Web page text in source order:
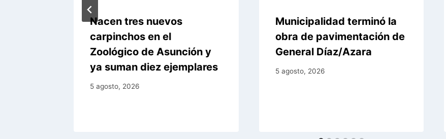
Nacen tres nuevos
carpinchos en el
Zoológico de Asunción y
ya suman diez ejemplares
5 agosto, 2026
Municipalidad terminó la
obra de pavimentación de
General Díaz/Azara
5 agosto, 2026